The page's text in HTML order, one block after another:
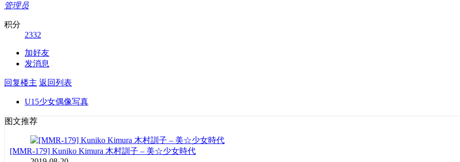
管理员
积分
2332
加好友
发消息
回复楼主 返回列表
U15少女偶像写真
图文推荐
[MMR-179] Kuniko Kimura 木村訓子 – 美☆少女時代